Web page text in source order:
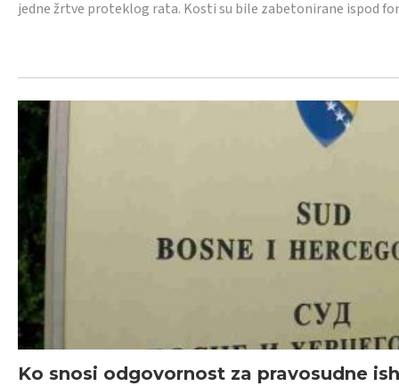
jedne žrtve proteklog rata. Kosti su bile zabetonirane ispod
Ko snosi odgovornost za pravosudne